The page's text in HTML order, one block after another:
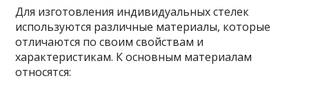
Для изготовления индивидуальных стелек
используются различные материалы, которые
отличаются по своим свойствам и
характеристикам. К основным материалам
относятся: